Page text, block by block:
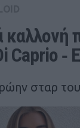
καλλονή
Caprio ‑
σταρ του